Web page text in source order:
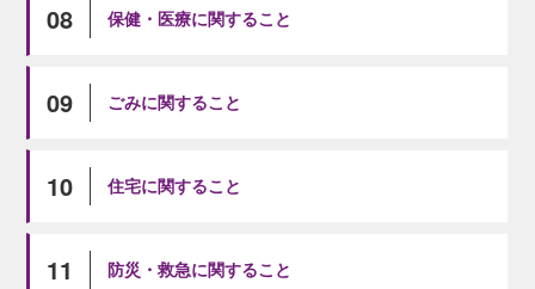
08 保健・医療に関すること
09 ごみに関すること
10 住宅に関すること
11 防災・救急に関すること